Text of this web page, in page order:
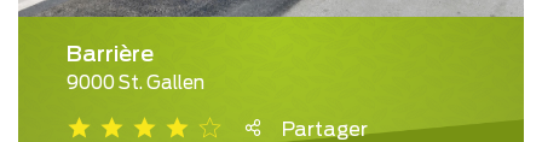
Barrière
9000 St. Gallen
Partager